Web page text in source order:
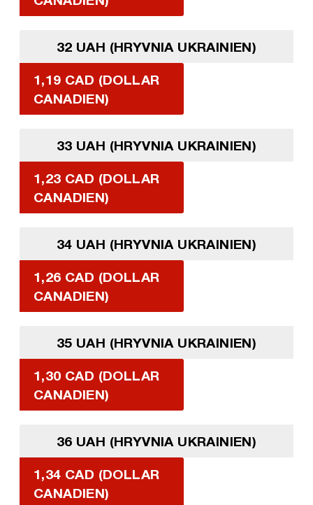
32 UAH (HRYVNIA UKRAINIEN)
1,19 CAD (DOLLAR
CANADIEN)
33 UAH (HRYVNIA UKRAINIEN)
1,23 CAD (DOLLAR
CANADIEN)
34 UAH (HRYVNIA UKRAINIEN)
1,26 CAD (DOLLAR
CANADIEN)
35 UAH (HRYVNIA UKRAINIEN)
1,30 CAD (DOLLAR
CANADIEN)
36 UAH (HRYVNIA UKRAINIEN)
1,34 CAD (DOLLAR
CANADIEN)